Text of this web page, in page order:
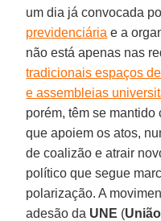
um dia já convocada
previdenciária e a
não está apenas nas
tradicionais espaços
e assembleias
porém, têm se
que apoiem os atos,
de coalizão e atrair
político que segue
polarização. A
adesão da UNE (